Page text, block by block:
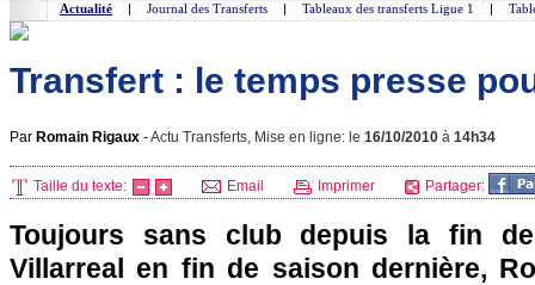
Actualité | Journal des Transferts | Tableaux des transferts Ligue 1 |
Transfert : le temps presse
Par Romain Rigaux -Actu Transferts, Mise en ligne: le 16/10/2010 à 14h34
Taille du texte: Email Imprimer Partager:
Toujours sans club depuis la fin
Villarreal en fin de saison dernière,